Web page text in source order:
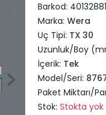
Barkod:
Marka: Wera
Uç Tipi: TX 30
Uzunluk/Boy
İçerik: Tek
Model/Seri:
Paket Miktarı/
Stok: Stokta yok